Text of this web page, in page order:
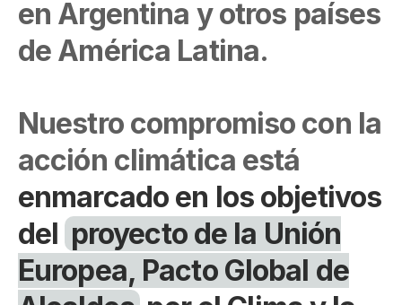
en Argentina y otros países
de América Latina.
Nuestro compromiso con la
acción climática está
enmarcado en los objetivos
del proyecto de la Unión
Europea, Pacto Global de